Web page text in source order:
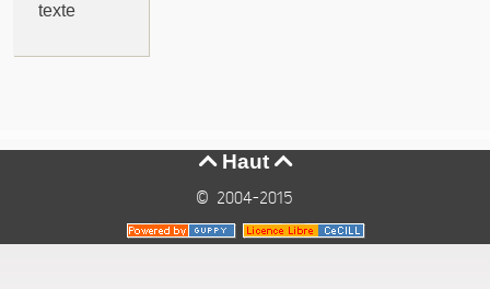
texte
Haut 
© 2004-2015